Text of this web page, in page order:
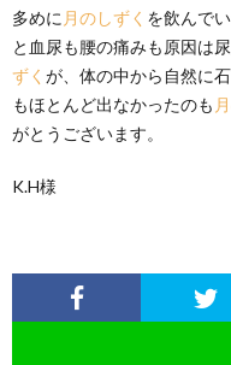
多めに 月のしずく を飲んで
と血尿も腰の痛みも原因は
ずく が、体の中から自然に
もほとんど出なかったのも
がとうございます。
K.H様